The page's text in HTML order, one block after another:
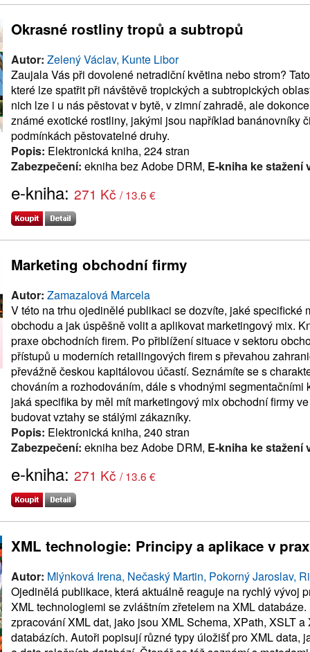
Okrasné rostliny tropů a subtropů
Autor: Zelený Václav, Kunte Libor
Zaujala Vás při dovolené netradiční květina nebo strom?
které lze spatřit při návštěvě tropických a subtropických
nich lze i u nás pěstovat v bytě, v zimní zahradě, ale
známé exotické rostliny, jakými jsou například banánovníky
podmínkách pěstovatelné druhy.
Popis: Elektronická kniha, 224 stran
Zabezpečení: ekniha bez Adobe DRM, E-kniha ke stažení
e-kniha: 271 Kč / 13.6 €
Marketing obchodní firmy
Autor: Zamazalová Marcela
V této na trhu ojedinělé publikaci se dozvíte, jaké
obchodu a jak úspěšně volit a aplikovat marketingový mix.
praxe obchodních firem. Po přiblížení situace v sektoru
přístupů u moderních retailingových firem s převahou
převážně českou kapitálovou účastí. Seznámíte se s
chováním a rozhodováním, dále s vhodnými
jaká specifika by měl mít marketingový mix obchodní firmy
budovat vztahy se stálými zákazníky.
Popis: Elektronická kniha, 240 stran
Zabezpečení: ekniha bez Adobe DRM, E-kniha ke stažení
e-kniha: 271 Kč / 13.6 €
XML technologie: Principy a aplikace v
Autor: Mlýnková Irena, Nečaský Martin, Pokorný Jaroslav,
Ojedinělá publikace, která aktuálně reaguje na rychlý vývoj
XML technologiemi se zvláštním zřetelem na XML
zpracování XML dat, jako jsou XML Schema, XPath, XSLT
databázích. Autoři popisují různé typy úložišť pro XML data,